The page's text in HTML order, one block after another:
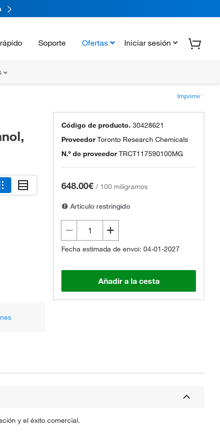
Soporte Ofertas Iniciar sesión
Imprimir
Código de producto. 30428621
ProveedorToronto Research Chemicals
N.º de proveedor TRCT117590100MG
648.00€ / 100 miligramos
Artículo restringido
Fecha estimada de envoi: 04-01-2027
Añadir a la cesta
y el éxito comercial.